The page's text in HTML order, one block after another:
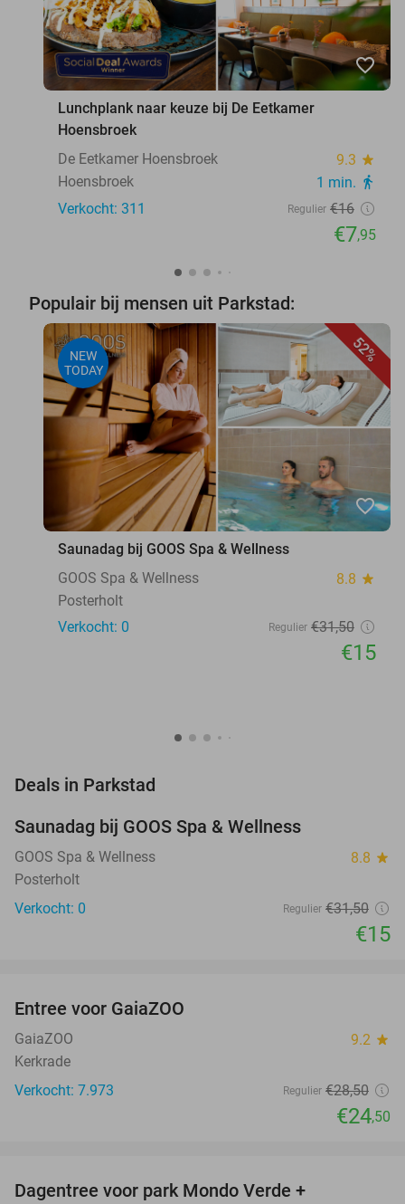
favorite_border
Lunchplank naar keuze bij De Eetkamer
Hoensbroek
De Eetkamer Hoensbroek
9.3 star
Hoensbroek 1 min. directions_walk
Verkocht: 311 Regulier €16
€7,95
Populair bij mensen uit Parkstad:
52%
NEW
TODAY
favorite_border
Saunadag bij GOOS Spa & Wellness
GOOS Spa & Wellness
8.8 star
Posterholt
Verkocht: 0
Regulier €31,50
€15
Deals in Parkstad
TODAY
Saunadag bij GOOS Spa & Wellness
GOOS Spa & Wellness 8.8 star
Posterholt
Verkocht: 0
Regulier €31,50
€15
Entree voor GaiaZOO
GaiaZOO 9.2 star
Kerkrade
Verkocht: 7.973
Regulier €28,50
€24,50
Dagentree voor park Mondo Verde +